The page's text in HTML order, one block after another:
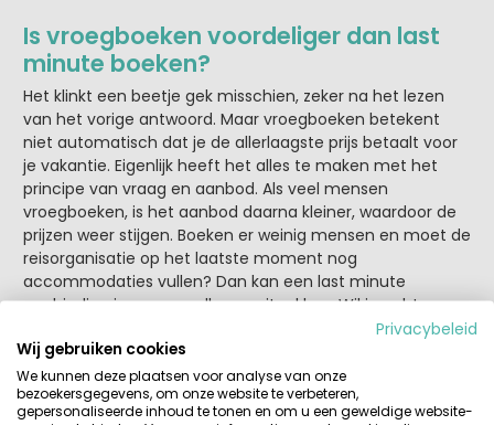
Is vroegboeken voordeliger dan last
minute boeken?
Het klinkt een beetje gek misschien, zeker na het lezen
van het vorige antwoord. Maar vroegboeken betekent
niet automatisch dat je de allerlaagste prijs betaalt voor
je vakantie. Eigenlijk heeft het alles te maken met het
principe van vraag en aanbod. Als veel mensen
vroegboeken, is het aanbod daarna kleiner, waardoor de
prijzen weer stijgen. Boeken er weinig mensen en moet de
reisorganisatie op het laatste moment nog
accommodaties vullen? Dan kan een last minute
aanbieding ineens goedkoper uitpakken. Wil je echter
naar een populaire camping? Dan is de kans groot dat
vroegboeken loont!
Vroegboeken: tot wanneer geldt de
Privacybeleid
Wij gebruiken cookies
We kunnen deze plaatsen voor analyse van onze
bezoekersgegevens, om onze website te verbeteren,
gepersonaliseerde inhoud te tonen en om u een geweldige website-